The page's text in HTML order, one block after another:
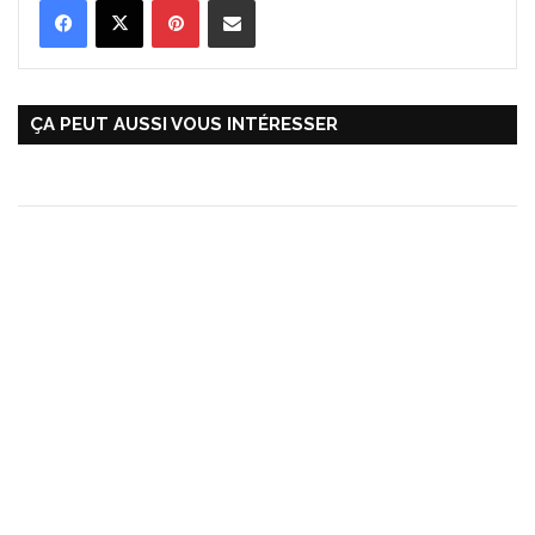
ÇA PEUT AUSSI VOUS INTÉRESSER